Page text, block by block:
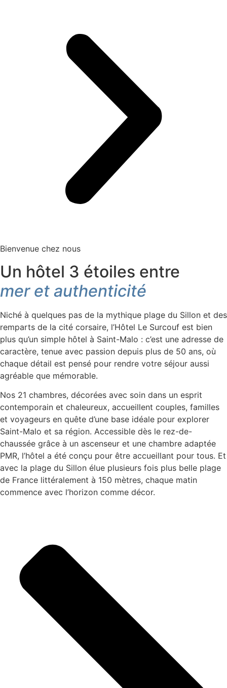
Bienvenue chez nous
Un hôtel 3 étoiles entre
mer et authenticité
Niché à quelques pas de la mythique plage du Sillon et des
remparts de la cité corsaire, l’Hôtel Le Surcouf est bien
plus qu’un simple hôtel à Saint-Malo : c’est une adresse de
caractère, tenue avec passion depuis plus de 50 ans, où
chaque détail est pensé pour rendre votre séjour aussi
agréable que mémorable.
Nos 21 chambres, décorées avec soin dans un esprit
contemporain et chaleureux, accueillent couples, familles
et voyageurs en quête d’une base idéale pour explorer
Saint-Malo et sa région. Accessible dès le rez-de-
chaussée grâce à un ascenseur et une chambre adaptée
PMR, l’hôtel a été conçu pour être accueillant pour tous. Et
avec la plage du Sillon élue plusieurs fois plus belle plage
de France littéralement à 150 mètres, chaque matin
commence avec l’horizon comme décor.